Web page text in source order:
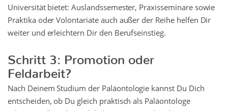
Universität bietet: Auslandssemester, Praxisseminare sowie
Praktika oder Volontariate auch außer der Reihe helfen Dir
weiter und erleichtern Dir den Berufseinstieg.
Schritt 3: Promotion oder
Feldarbeit?
Nach Deinem Studium der Paläontologie kannst Du Dich
entscheiden, ob Du gleich praktisch als Paläontologe